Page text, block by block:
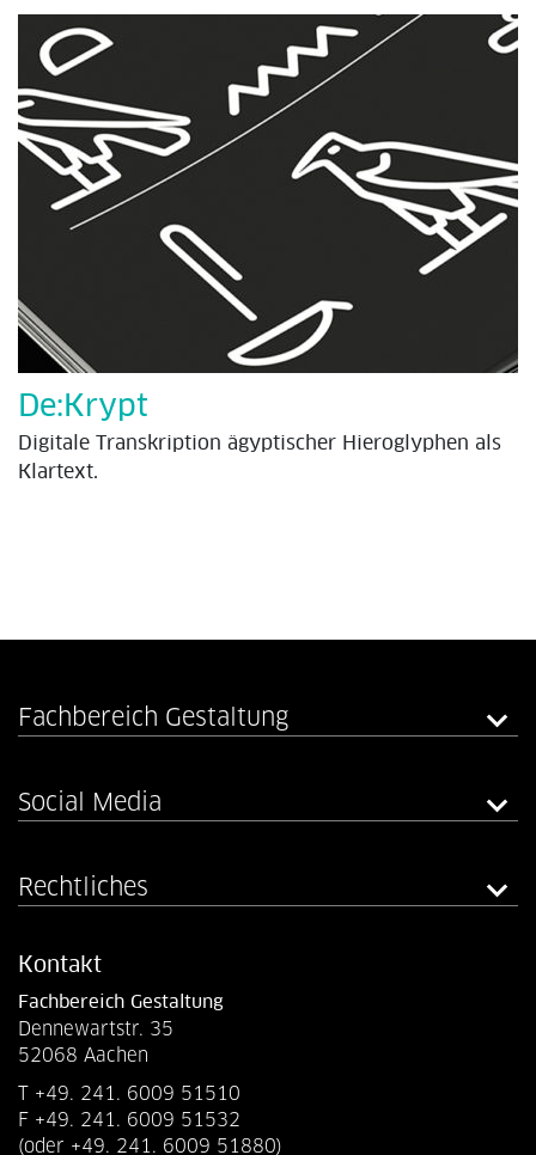
De:Krypt
Digitale Transkription ägyptischer Hieroglyphen als
Klartext.
Fachbereich Gestaltung
Social Media
Rechtliches
Kontakt
Fachbereich Gestaltung
Dennewartstr. 35
52068 Aachen
T +49. 241. 6009 51510
F +49. 241. 6009 51532
(oder +49. 241. 6009 51880)